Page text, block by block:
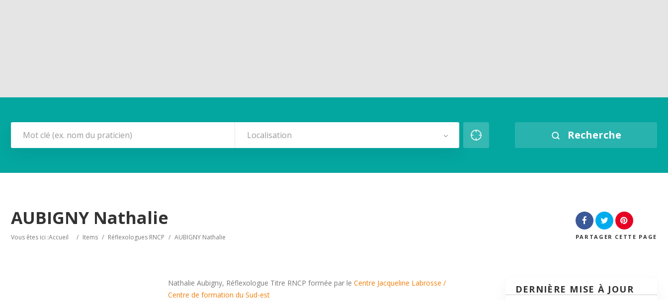
Localisation Recherche
AUBIGNY Nathalie
Vous êtes ici :Accueil / Items / Réflexologues RNCP / AUBIGNY Nathalie PARTAGER CETTE PAGE
Nathalie Aubigny, Réflexologue Titre RNCP formée par le Centre Jacqueline Labrosse /
Centre de formation du Sud-est
DERNIÈRE MISE À JOUR